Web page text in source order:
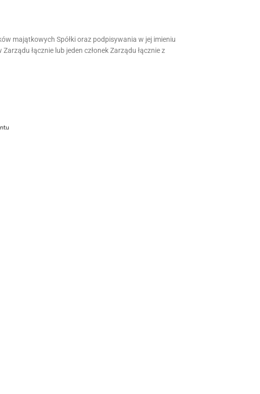
majątkowych Spółki oraz podpisywania w jej imieniu
łącznie lub jeden członek Zarządu łącznie z